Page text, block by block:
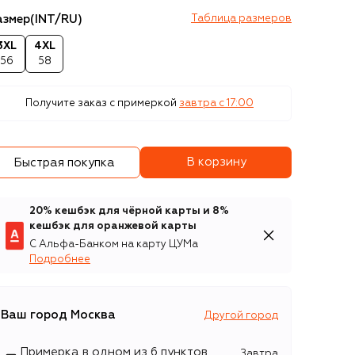
(INT/RU) Таблица размеров
56
4XL
58
Получите заказ с примеркой завтра c 17:00
Быстрая покупка В корзину
20% кешбэк для чёрной карты и 8%
кешбэк для оранжевой карты
С Альфа-Банком на карту ЦУМа
Подробнее
Ваш город Москва Другой город
Примерка в одном из 6 пунктов